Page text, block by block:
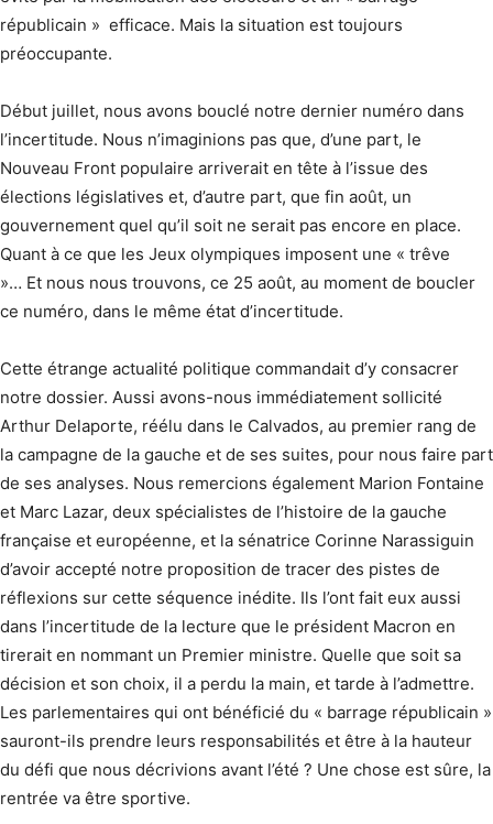
républicain » efficace. Mais la situation est toujours
préoccupante.
Début juillet, nous avons bouclé notre dernier numéro dans
l’incertitude. Nous n’imaginions pas que, d’une part, le
Nouveau Front populaire arriverait en tête à l’issue des
élections législatives et, d’autre part, que fin août, un
gouvernement quel qu’il soit ne serait pas encore en place.
Quant à ce que les Jeux olympiques imposent une « trêve
»… Et nous nous trouvons, ce 25 août, au moment de boucler
ce numéro, dans le même état d’incertitude.
Cette étrange actualité politique commandait d’y consacrer
notre dossier. Aussi avons-nous immédiatement sollicité
Arthur Delaporte, réélu dans le Calvados, au premier rang de
la campagne de la gauche et de ses suites, pour nous faire part
de ses analyses. Nous remercions également Marion Fontaine
et Marc Lazar, deux spécialistes de l’histoire de la gauche
française et européenne, et la sénatrice Corinne Narassiguin
d’avoir accepté notre proposition de tracer des pistes de
réflexions sur cette séquence inédite. Ils l’ont fait eux aussi
dans l’incertitude de la lecture que le président Macron en
tirerait en nommant un Premier ministre. Quelle que soit sa
décision et son choix, il a perdu la main, et tarde à l’admettre.
Les parlemen­taires qui ont bénéficié du « barrage républicain »
sauront-ils prendre leurs responsabilités et être à la hauteur
du défi que nous décrivions avant l’été ? Une chose est sûre, la
rentrée va être sportive.